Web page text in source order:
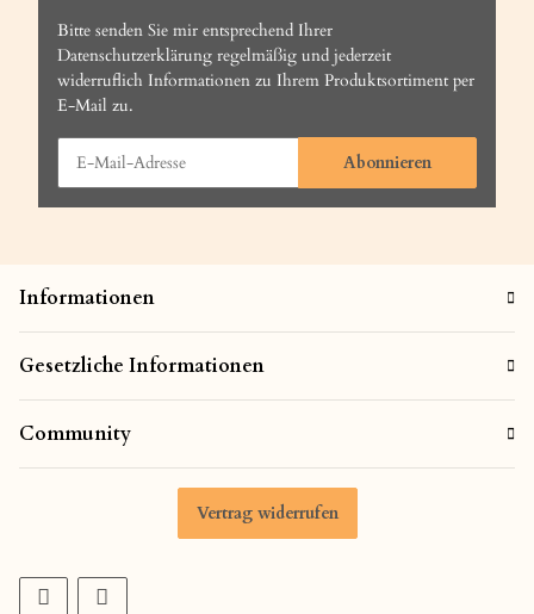
Bitte senden Sie mir entsprechend Ihrer
Datenschutzerklärung regelmäßig und jederzeit
widerruflich Informationen zu Ihrem Produktsortiment per
E-Mail zu.
Abonnieren
Informationen
Gesetzliche Informationen
Community
Vertrag widerrufen